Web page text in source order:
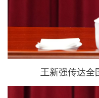
王新强传达全